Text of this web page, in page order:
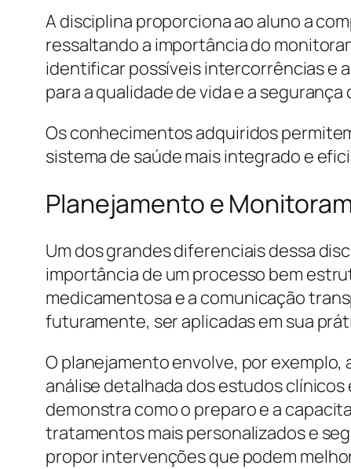
A disciplina proporciona ao aluno a
ressaltando a importância do
identificar possíveis intercorrências e
para a qualidade de vida e a
Os conhecimentos adquiridos
sistema de saúde mais integrado e
Planejamento e
Um dos grandes diferenciais dessa
importância de um processo bem
medicamentosa e a comunicação
futuramente, ser aplicadas em sua
O planejamento envolve, por
análise detalhada dos estudos
demonstra como o preparo e a
tratamentos mais personalizados e
propor intervenções que podem